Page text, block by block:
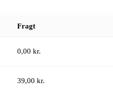
Fragt
0,00 kr.
39,00 kr.